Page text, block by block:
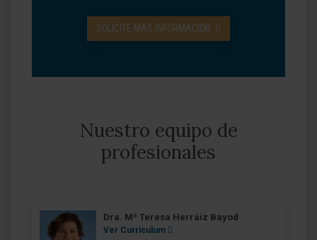
SOLICITE MÁS INFORMACIÓN
Nuestro equipo de
profesionales
Dra. Mª Teresa Herráiz Bayod
Ver Curriculum